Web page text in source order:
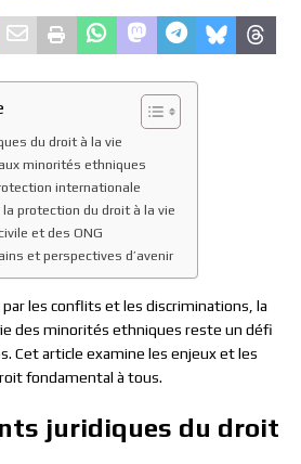
du droit à la vie
minorités ethniques
internationale
protection du droit à la vie
et des ONG
et perspectives d’avenir
les conflits et les discriminations, la
des minorités ethniques reste un défi
Cet article examine les enjeux et les
fondamental à tous.
juridiques du droit